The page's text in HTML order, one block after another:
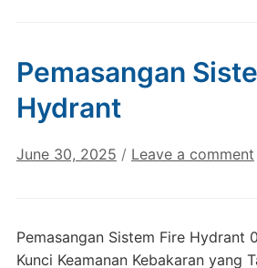
Pemasangan
Hydrant
June 30, 2025 / Leave a comment
Pemasangan Sistem Fire Hydrant
Kunci Keamanan Kebakaran yang